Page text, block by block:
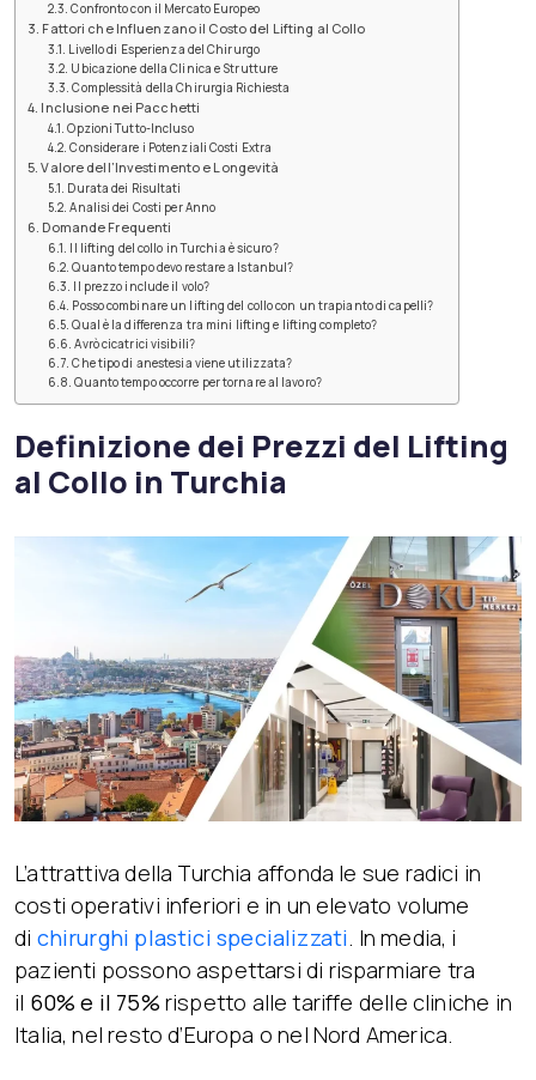
Confronto con il Mercato Europeo
Fattori che Influenzano il Costo del Lifting al Collo
Livello di Esperienza del Chirurgo
Ubicazione della Clinica e Strutture
Complessità della Chirurgia Richiesta
Inclusione nei Pacchetti
Opzioni Tutto-Incluso
Considerare i Potenziali Costi Extra
Valore dell’Investimento e Longevità
Durata dei Risultati
Analisi dei Costi per Anno
Domande Frequenti
Il lifting del collo in Turchia è sicuro?
Quanto tempo devo restare a Istanbul?
Il prezzo include il volo?
Posso combinare un lifting del collo con un trapianto di capelli?
Qual è la differenza tra mini lifting e lifting completo?
Avrò cicatrici visibili?
Che tipo di anestesia viene utilizzata?
Quanto tempo occorre per tornare al lavoro?
Definizione dei Prezzi del Lifting
al Collo in Turchia
L’attrattiva della Turchia affonda le sue radici in
costi operativi inferiori e in un elevato volume
di chirurghi plastici specializzati. In media, i
pazienti possono aspettarsi di risparmiare tra
il 60% e il 75% rispetto alle tariffe delle cliniche in
Italia, nel resto d’Europa o nel Nord America.